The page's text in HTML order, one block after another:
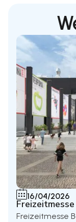
16/04/2026
Freizeitmesse